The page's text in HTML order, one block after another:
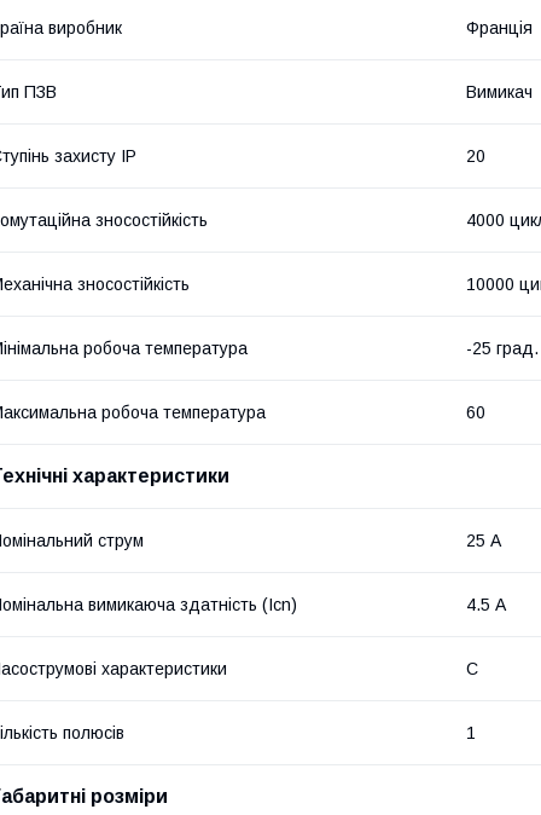
виробник Франція
ПЗВ Вимикач
захисту IP 20
зносостійкість 4000
зносостійкість 10000
робоча температура -25 град.
робоча температура 60
характеристики
струм 25 А
вимикаюча здатність (Icn) 4.5 А
характеристики C
полюсів 1
розміри